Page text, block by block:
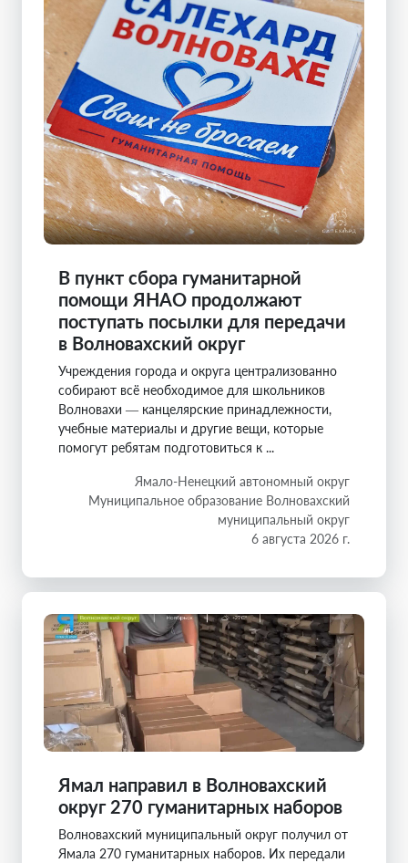
В пункт сбора гуманитарной
помощи ЯНАО продолжают
поступать посылки для передачи
в Волновахский округ
Учреждения города и округа централизованно
собирают всё необходимое для школьников
Волновахи — канцелярские принадлежности,
учебные материалы и другие вещи, которые
помогут ребятам подготовиться к ...
Ямало-Ненецкий автономный округ
Муниципальное образование Волновахский
муниципальный округ
6 августа 2026 г.
Ямал направил в Волновахский
округ 270 гуманитарных наборов
Волновахский муниципальный округ получил от
Ямала 270 гуманитарных наборов. Их передали